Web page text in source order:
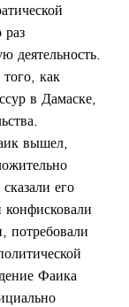
деятельность.
как
в Дамаске,
вышел,
его
потребовали
Фаика